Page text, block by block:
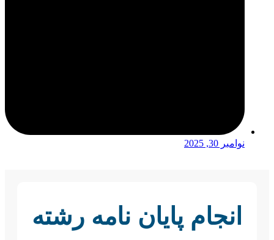
نوامبر 30, 2025
انجام پایان نامه رشته